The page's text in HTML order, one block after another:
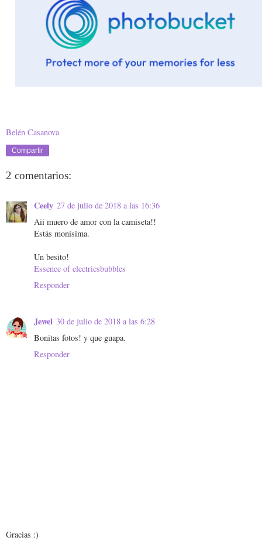
Belén Casanova
Compartir
2 comentarios:
Ceely 27 de julio de 2018 a las 16:36
Aii muero de amor con la camiseta!!
Estás monísima.
Un besito!
Essence of electricsbubbles
Responder
Jewel 30 de julio de 2018 a las 6:28
Bonitas fotos! y que guapa.
Responder
Gracias :)